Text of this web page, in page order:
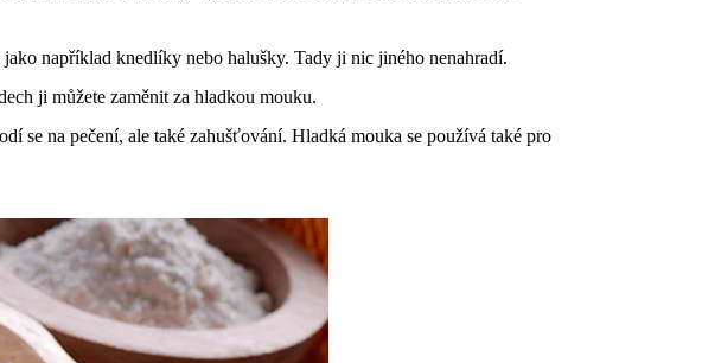
například knedlíky nebo halušky. Tady ji nic jiného nenahradí.
ji můžete zaměnit za hladkou mouku.
se na pečení, ale také zahušťování. Hladká mouka se používá také pro